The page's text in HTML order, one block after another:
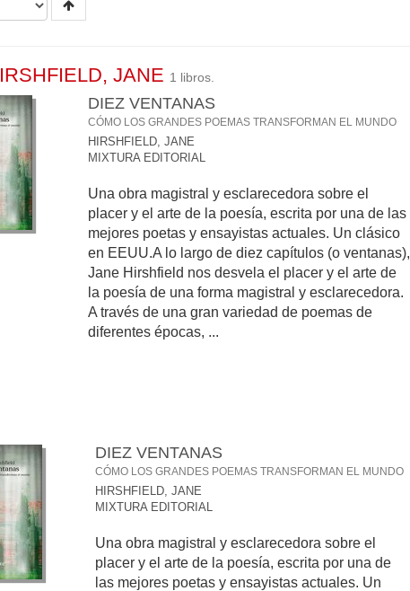
JANE 1 libros.
DIEZ VENTANAS
CÓMO LOS GRANDES POEMAS TRANSFORMAN EL MUNDO
HIRSHFIELD, JANE
MIXTURA EDITORIAL
Una obra magistral y esclarecedora sobre el
placer y el arte de la poesía, escrita por una de las
mejores poetas y ensayistas actuales. Un clásico
en EEUU.A lo largo de diez capítulos (o ventanas),
Jane Hirshfield nos desvela el placer y el arte de
la poesía de una forma magistral y esclarecedora.
A través de una gran variedad de poemas de
diferentes épocas, ...
DIEZ VENTANAS
CÓMO LOS GRANDES POEMAS TRANSFORMAN EL MUNDO
HIRSHFIELD, JANE
MIXTURA EDITORIAL
Una obra magistral y esclarecedora sobre el
placer y el arte de la poesía, escrita por una de
las mejores poetas y ensayistas actuales. Un